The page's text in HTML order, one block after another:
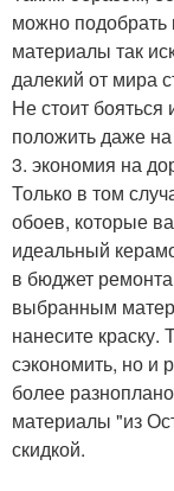
можно
материалы так
далекий от мира
Не стоит
положить даже
3. экономия на
Только в том
обоев, которые
идеальный
в бюджет
выбранным
нанесите краску.
сэкономить, но и
более
материалы "из
скидкой.